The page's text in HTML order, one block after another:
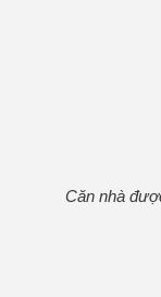
Căn nhà